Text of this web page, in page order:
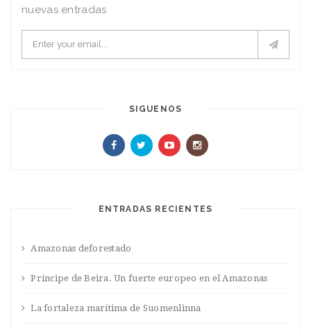
nuevas entradas
SIGUENOS
ENTRADAS RECIENTES
Amazonas deforestado
Príncipe de Beira. Un fuerte europeo en el Amazonas
La fortaleza marítima de Suomenlinna